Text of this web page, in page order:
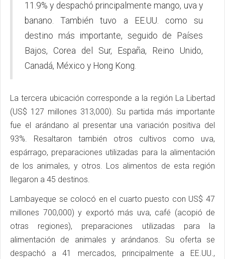
11.9% y despachó principalmente mango, uva y
banano. También tuvo a EE.UU. como su
destino más importante, seguido de Países
Bajos, Corea del Sur, España, Reino Unido,
Canadá, México y Hong Kong.
La tercera ubicación corresponde a la región La Libertad
(US$ 127 millones 313,000). Su partida más importante
fue el arándano al presentar una variación positiva del
93%. Resaltaron también otros cultivos como uva,
espárrago, preparaciones utilizadas para la alimentación
de los animales, y otros. Los alimentos de esta región
llegaron a 45 destinos.
Lambayeque se colocó en el cuarto puesto con US$ 47
millones 700,000) y exportó más uva, café (acopió de
otras regiones), preparaciones utilizadas para la
alimentación de animales y arándanos. Su oferta se
despachó a 41 mercados, principalmente a EE.UU.,